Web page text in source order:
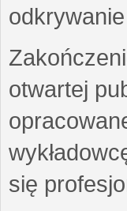
otwartej
się